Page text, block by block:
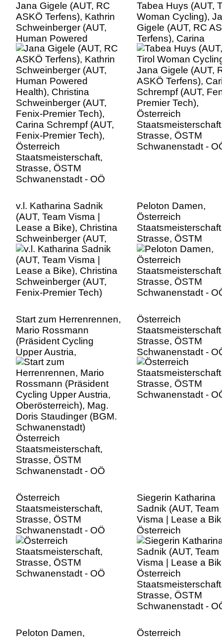
Jana Gigele (AUT, RC
ASKÖ Terfens), Kathrin
Schweinberger (AUT,
Human Powered
Health), Christina
Schweinberger (AUT,
Fenix-Premier Tech),
Carina Schrempf (AUT,
Fenix-Premier Tech),
Österreich
Staatsmeisterschaft,
Strasse, ÖSTM
Schwanenstadt - OÖ
Tabea Huys (AUT,
Woman Cycling),
Gigele (AUT, RC
Terfens), Carina
Schrempf (AUT,
Premier Tech),
Österreich
Strasse, ÖSTM
Schwanenstadt -
v.l. Katharina Sadnik
(AUT, Team Visma |
Lease a Bike), Christina
Schweinberger (AUT,
Fenix-Premier Tech)
Peloton Damen,
Österreich
Strasse, ÖSTM
Schwanenstadt -
Start zum Herrenrennen,
Mario Rossmann
(Präsident Cycling
Upper Austria,
Oberösterreich), Mag.
Doris Staudinger (BGM.
Schwanenstadt)
Österreich
Staatsmeisterschaft,
Strasse, ÖSTM
Schwanenstadt - OÖ
Österreich
Strasse, ÖSTM
Schwanenstadt -
Österreich
Staatsmeisterschaft,
Strasse, ÖSTM
Schwanenstadt - OÖ
Siegerin Katharina
Sadnik (AUT, Team
Visma | Lease a
Österreich
Strasse, ÖSTM
Schwanenstadt -
Peloton Damen, Österreich